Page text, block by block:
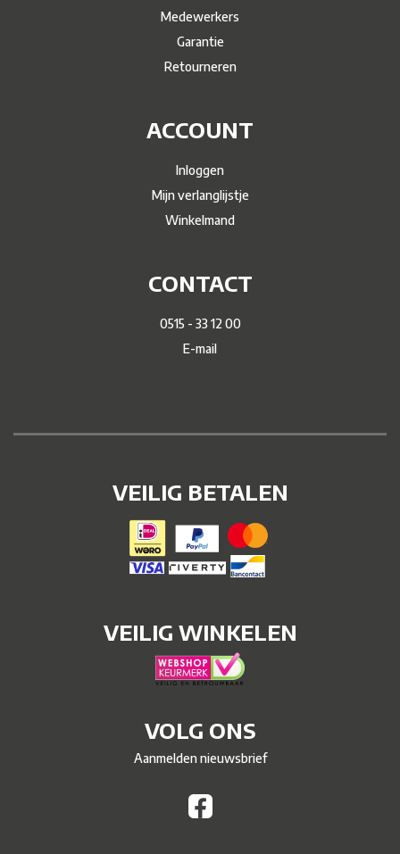
Medewerkers
Garantie
Retourneren
ACCOUNT
Inloggen
Mijn verlanglijstje
Winkelmand
CONTACT
0515 - 33 12 00
E-mail
VEILIG BETALEN
VEILIG WINKELEN
VOLG ONS
Aanmelden nieuwsbrief